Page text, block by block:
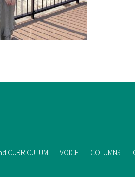
CURRICULUM VOICE COLUMNS